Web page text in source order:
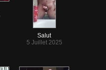
Salut
5 Juillet 2025